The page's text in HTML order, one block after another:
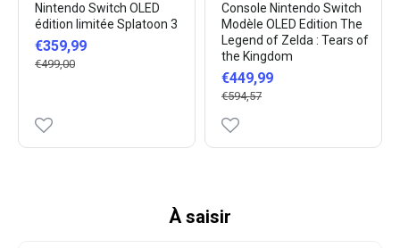
Nintendo Switch OLED
édition limitée Splatoon 3
€359,99
€499,00
Console Nintendo Switch
Modèle OLED Edition The
Legend of Zelda : Tears of
the Kingdom
€449,99
€594,57
À saisir